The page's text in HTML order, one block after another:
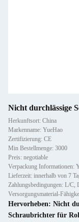
Nicht durchlässige
Herkunftsort: China
Markenname: YueHao
Zertifizierung: CE
Min Bestellmenge: 3000
Preis: negotiable
Verpackung Informationen:
Lieferzeit: innerhalb von 7
Zahlungsbedingungen: L/
Versorgungsmaterial-
Hervorheben: Nicht
Schraubrichter für